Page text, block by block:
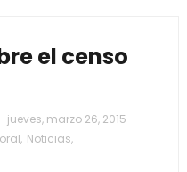
el censo
jueves, marzo 26, 2015
, Noticias,